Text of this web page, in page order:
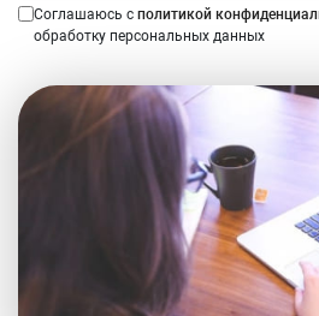
Соглашаюсь с политикой
обработку персональных данных